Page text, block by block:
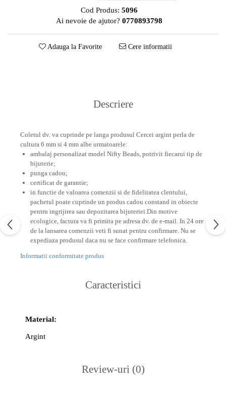
Cod Produs: 5096
Ai nevoie de ajutor? 0770893798
Adauga la Favorite Cere informatii
Descriere
Coletul dv. va cuprinde pe langa produsul Cercei argint perla de
cultura 6 mm si 4 mm albe urmatoarele:
ambalaj personalizat model Nifty Beads, potrivit fiecarui tip de
bijuterie;
punga cadou;
certificat de garantie;
in functie de valoarea comenzii si de fidelitatea clentului,
pachetul poate cuprinde un produs cadou constand in obiecte
pentru ingrijirea sau depozitarea bijuteriei.Din motive
ecologice, factura va fi primita pe adresa dv. de e-mail. In 24 ore
de la lansarea comenzii veti fi sunat pentru confirmare. Nu se
expediaza produsul daca nu se face confirmare telefonica.
Informatii conformitate produs
Caracteristici
Material:
Argint
Review-uri (0)